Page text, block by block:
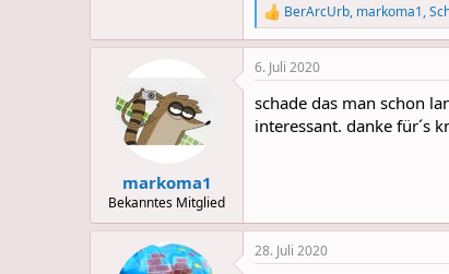
R
e
a
c
i
o
BerArcUrb, markoma1,
markoma1
Bekanntes Mitglied
6. Juli 2020
schade das man schon
interessant. danke für´s
28. Juli 2020